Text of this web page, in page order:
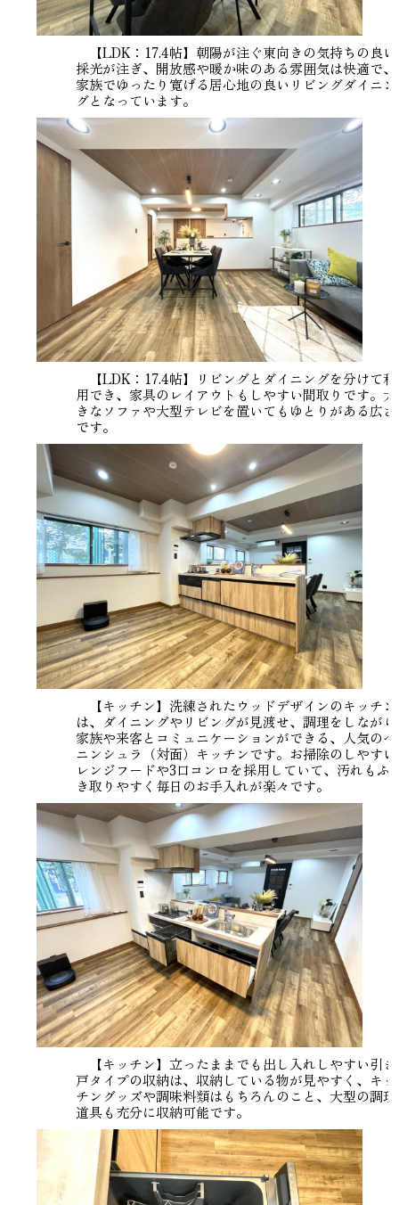
【LDK：17.4帖】朝陽が注ぐ東向きの気持ちの良い
採光が注ぎ、開放感や暖か味のある雰囲気は快適で、
家族でゆったり寛げる居心地の良いリビングダイニン
グとなっています。
【LDK：17.4帖】リビングとダイニングを分けて利
用でき、家具のレイアウトもしやすい間取りです。大
きなソファや大型テレビを置いてもゆとりがある広さ
です。
【キッチン】洗練されたウッドデザインのキッチン
は、ダイニングやリビングが見渡せ、調理をしながら
家族や来客とコミュニケーションができる、人気のペ
ニンシュラ（対面）キッチンです。お掃除のしやすい
レンジフードや3口コンロを採用していて、汚れもふ
き取りやすく毎日のお手入れが楽々です。
【キッチン】立ったままでも出し入れしやすい引き
戸タイプの収納は、収納している物が見やすく、キッ
チングッズや調味料類はもちろんのこと、大型の調理
道具も充分に収納可能です。